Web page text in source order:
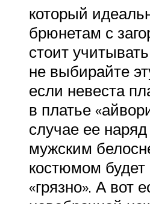
который
брюнетам с
стоит
не выбирайте
если невеста
в платье
случае ее
мужским
костюмом будет
«грязно». А вот